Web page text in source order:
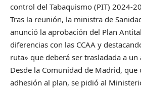
control del Tabaquismo (PIT) 2024-
Tras la reunión, la ministra de
anunció la aprobación del Plan
diferencias con las CCAA y
ruta» que deberá ser trasladada a
Desde la Comunidad de Madrid,
adhesión al plan, se pidió al